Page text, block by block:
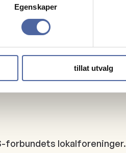
Egenskaper
tillat utvalg
forbundets lokalforeninger.